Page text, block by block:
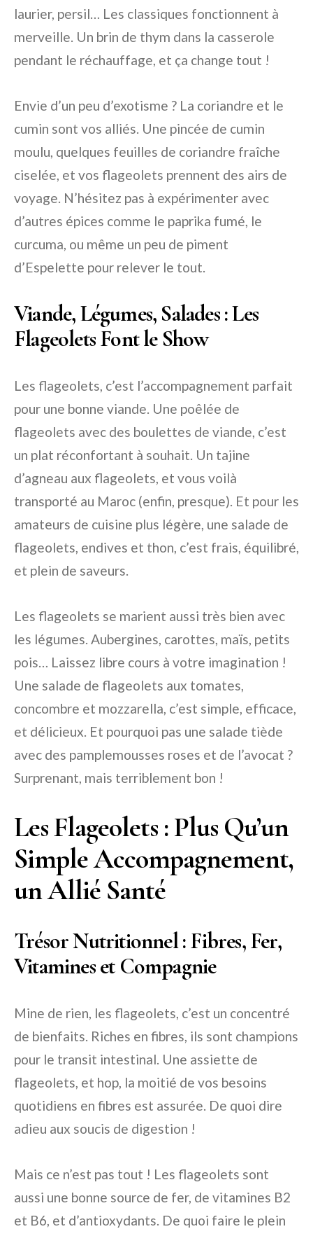
laurier, persil… Les classiques fonctionnent à
merveille. Un brin de thym dans la casserole
pendant le réchauffage, et ça change tout !
Envie d’un peu d’exotisme ? La coriandre et le
cumin sont vos alliés. Une pincée de cumin
moulu, quelques feuilles de coriandre fraîche
ciselée, et vos flageolets prennent des airs de
voyage. N’hésitez pas à expérimenter avec
d’autres épices comme le paprika fumé, le
curcuma, ou même un peu de piment
d’Espelette pour relever le tout.
Viande, Légumes, Salades : Les
Flageolets Font le Show
Les flageolets, c’est l’accompagnement parfait
pour une bonne viande. Une poêlée de
flageolets avec des boulettes de viande, c’est
un plat réconfortant à souhait. Un tajine
d’agneau aux flageolets, et vous voilà
transporté au Maroc (enfin, presque). Et pour les
amateurs de cuisine plus légère, une salade de
flageolets, endives et thon, c’est frais, équilibré,
et plein de saveurs.
Les flageolets se marient aussi très bien avec
les légumes. Aubergines, carottes, maïs, petits
pois… Laissez libre cours à votre imagination !
Une salade de flageolets aux tomates,
concombre et mozzarella, c’est simple, efficace,
et délicieux. Et pourquoi pas une salade tiède
avec des pamplemousses roses et de l’avocat ?
Surprenant, mais terriblement bon !
Les Flageolets : Plus Qu’un
Simple Accompagnement,
un Allié Santé
Trésor Nutritionnel : Fibres, Fer,
Vitamines et Compagnie
Mine de rien, les flageolets, c’est un concentré
de bienfaits. Riches en fibres, ils sont champions
pour le transit intestinal. Une assiette de
flageolets, et hop, la moitié de vos besoins
quotidiens en fibres est assurée. De quoi dire
adieu aux soucis de digestion !
Mais ce n’est pas tout ! Les flageolets sont
aussi une bonne source de fer, de vitamines B2
et B6, et d’antioxydants. De quoi faire le plein